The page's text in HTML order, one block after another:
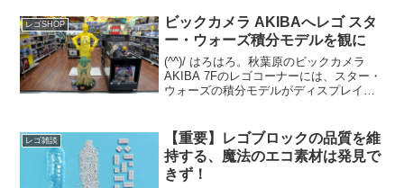
レゴSHOP
ビックカメラ AKIBAへレゴ スタ
ー・ウォーズ積分モデルを観に
(^^)/ はろはろ。秋葉原のビックカメラ
AKIBA 7Fのレゴコーナーには、スター・
ウォーズの積分モデルがディスプレイさ
リしたアニメ調の積分モデルではなく...
レゴ雑談
【重要】レゴブロックの品質を維
持する、魔法のエコ素材は発見で
きず！